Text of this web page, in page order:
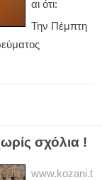
αι ότι:
Την Πέμπτη
σχόλια !
www.kozani.t